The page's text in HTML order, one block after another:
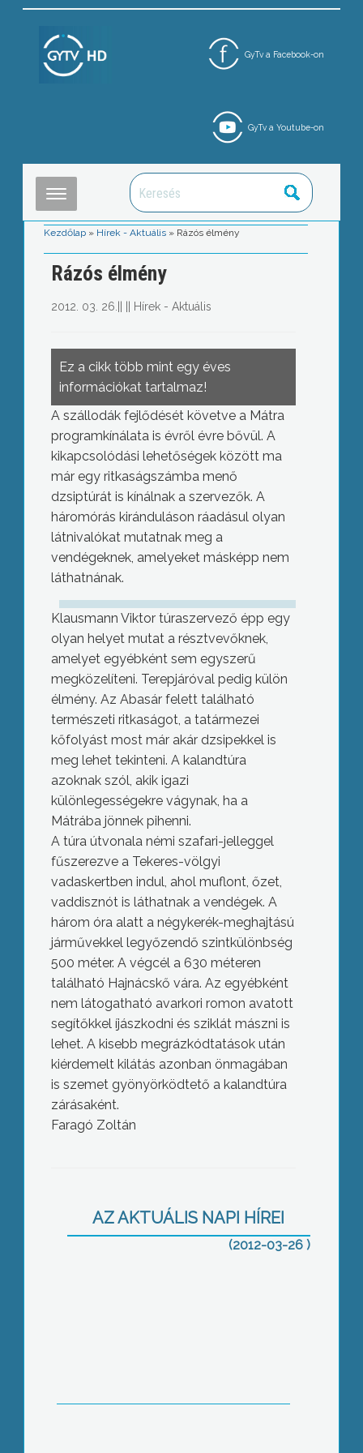
GyTv a Facebook-on
GyTv a Youtube-on
Kezdőlap » Hírek - Aktuális » Rázós élmény
Rázós élmény
2012. 03. 26. Hírek - Aktuális
Ez a cikk több mint egy éves
információkat tartalmaz!
A szállodák fejlődését követve a Mátra
programkínálata is évről évre bővül. A
kikapcsolódási lehetőségek között ma
már egy ritkaságszámba menő
dzsiptúrát is kínálnak a szervezők. A
háromórás kiránduláson ráadásul olyan
látnivalókat mutatnak meg a
vendégeknek, amelyeket másképp nem
láthatnának.
Klausmann Viktor túraszervező épp egy
olyan helyet mutat a résztvevőknek,
amelyet egyébként sem egyszerű
megközelíteni. Terepjáróval pedig külön
élmény. Az Abasár felett található
természeti ritkaságot, a tatármezei
kőfolyást most már akár dzsipekkel is
meg lehet tekinteni. A kalandtúra
azoknak szól, akik igazi
különlegességekre vágynak, ha a
Mátrába jönnek pihenni.
A túra útvonala némi szafari-jelleggel
fűszerezve a Tekeres-völgyi
vadaskertben indul, ahol muflont, őzet,
vaddisznót is láthatnak a vendégek. A
három óra alatt a négykerék-meghajtású
járművekkel legyőzendő szintkülönbség
500 méter. A végcél a 630 méteren
található Hajnácskő vára. Az egyébként
nem látogatható avarkori romon avatott
segítőkkel íjászkodni és sziklát mászni is
lehet. A kisebb megrázkódtatások után
kiérdemelt kilátás azonban önmagában
is szemet gyönyörködtető a kalandtúra
zárásaként.
Faragó Zoltán
AZ AKTUÁLIS NAPI HÍREI
(2012-03-26 )